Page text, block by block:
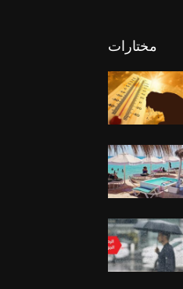
مختارات